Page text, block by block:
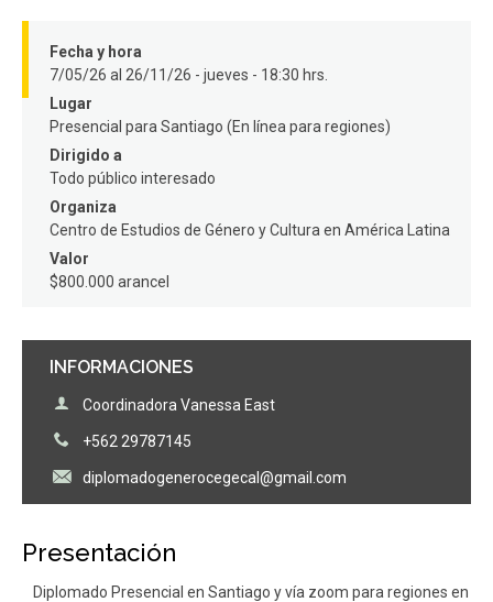
Académicos
INFORMACIONES
Coordinadora Vanessa East
+562 29787145
diplomadogenerocegecal@gmail.com
Fecha y hora
7/05/26 al 26/11/26 - jueves - 18:30 hrs.
Lugar
Presencial para Santiago (En línea para regiones)
Dirigido a
Todo público interesado
Organiza
Centro de Estudios de Género y Cultura en América Latina
Valor
$800.000 arancel
Presentación
Diplomado Presencial en Santiago y vía zoom para regiones en